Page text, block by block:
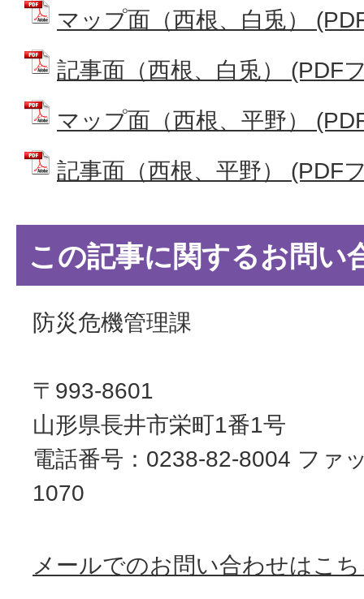
マップ面（西根、白兎）
記事面（西根、白兎） (PDF
マップ面（西根、平野）
記事面（西根、平野） (PDF
この記事に関するお問い
防災危機管理課
〒993-8601
山形県長井市栄町1番1号
電話番号：0238-82-8004 ファ
1070
メールでのお問い合わせはこ